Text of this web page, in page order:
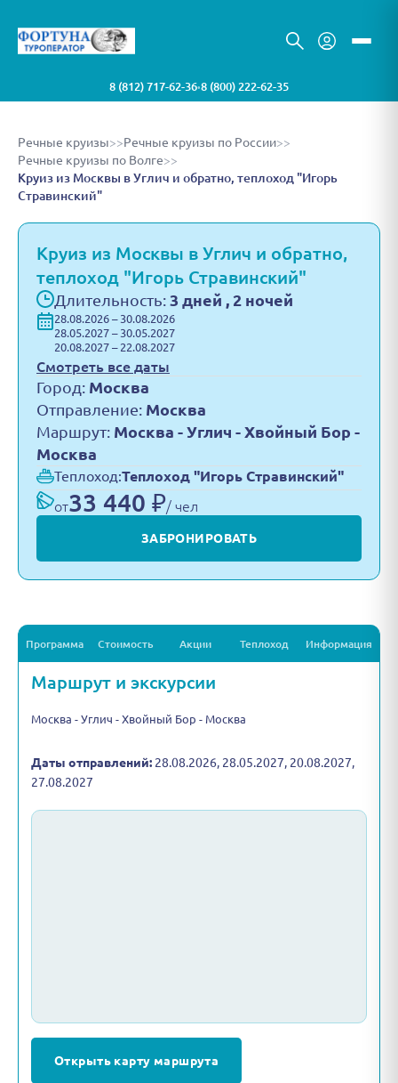
8 (812) 717-62-36•8 (800) 222-62-35
Речные круизы>>Речные круизы по России>>
Речные круизы по Волге>>
Круиз из Москвы в Углич и обратно, теплоход "Игорь
Стравинский"
Круиз из Москвы в Углич и обратно,
теплоход "Игорь Стравинский"
Длительность: 3 дней , 2 ночей
28.08.2026 – 30.08.2026
28.05.2027 – 30.05.2027
20.08.2027 – 22.08.2027
Смотреть все даты
Город: Москва
Отправление: Москва
Маршрут: Москва - Углич - Хвойный Бор -
Москва
Теплоход:Теплоход "Игорь Стравинский"
от33 440 ₽/ чел
ЗАБРОНИРОВАТЬ
Программа Стоимость Акции Теплоход Информация
Маршрут и экскурсии
Москва - Углич - Хвойный Бор - Москва
Даты отправлений: 28.08.2026, 28.05.2027, 20.08.2027,
27.08.2027
Открыть карту маршрута